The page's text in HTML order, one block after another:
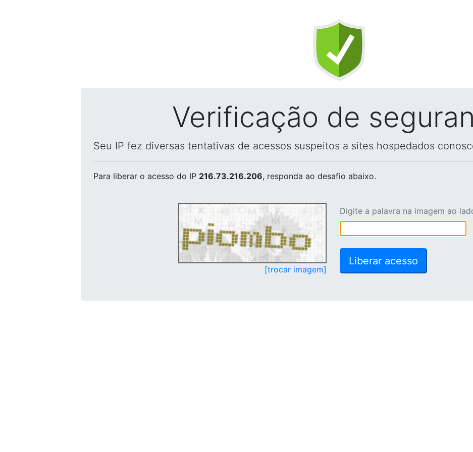
Verificação de
Seu IP fez diversas tentativas de acessos suspeitos a sites hospedados
Para liberar o acesso do IP 216.73.216.206, responda ao desafio abaixo.
[trocar imagem]
Digite a palavra na imagem ao